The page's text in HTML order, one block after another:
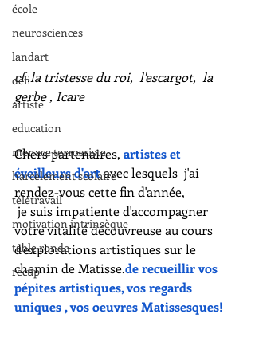
école
neurosciences
landart
défi
artiste
education
menace terrosriste
harcèlement scolaire
télétravail
motivation intrinsèque
table ronde
recup
cf .la tristesse du roi,  l'escargot,  la
gerbe , Icare
Chers partenaires, artistes et
éveilleurs d'art avec lesquels  j'ai
rendez-vous cette fin d'année,
votre vitalité découvreuse au cours
d'explorations artistiques sur le
chemin de Matisse.de recueillir vos
pépites artistiques, vos regards
uniques , vos oeuvres Matissesques!